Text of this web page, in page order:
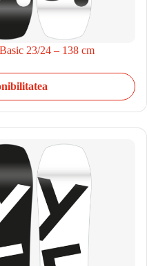
23/24 – 138 cm